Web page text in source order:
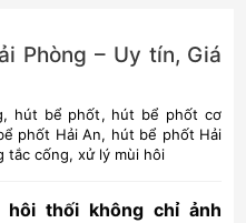
Phòng – Uy tín, Giá
, hút bể phốt, hút bể phốt cơ
phốt Hải An, hút bể phốt Hải
tắc cống, xử lý mùi hôi
thối không chỉ ảnh